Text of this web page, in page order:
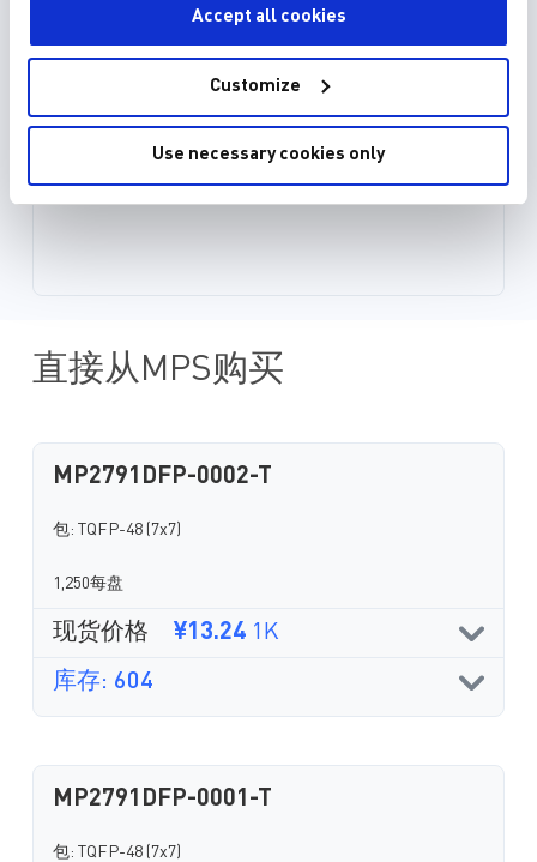
Accept all cookies
Customize
Use necessary cookies only
直接从MPS购买
MP2791DFP-0002-T
包: TQFP-48 (7x7)
1,250每盘
现货价格 ¥13.24 1K
库存: 604
MP2791DFP-0001-T
包: TQFP-48 (7x7)